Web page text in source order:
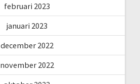
februari 2023
januari 2023
december 2022
november 2022